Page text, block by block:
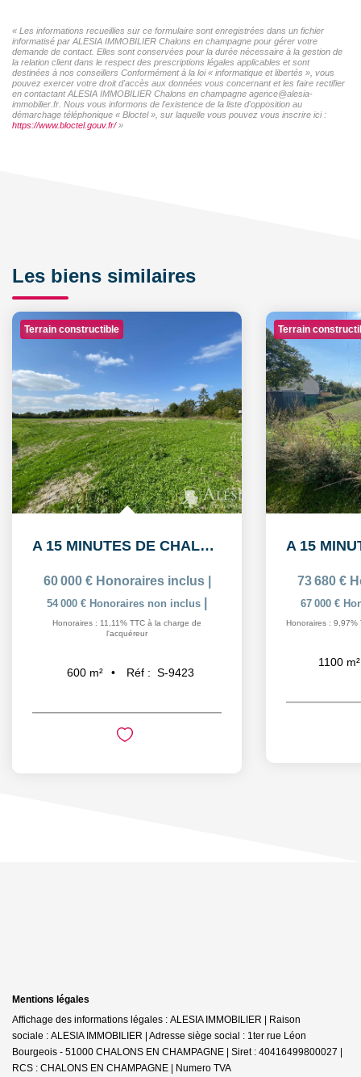
« Les informations recueillies sur ce formulaire sont enregistrées dans un fichier
informatisé par ALESIA IMMOBILIER Chalons en champagne pour gérer votre
demande de contact. Elles sont conservées pour la durée nécessaire à la gestion de
la relation client dans le respect des prescriptions légales applicables et sont
destinées à nos conseillers Conformément à la loi « informatique et libertés », vous
pouvez exercer votre droit d'accès aux données vous concernant et les faire rectifier
en contactant ALESIA IMMOBILIER Chalons en champagne agence@alesia-
immobilier.fr. Nous vous informons de l'existence de la liste d'opposition au
démarchage téléphonique « Bloctel », sur laquelle vous pouvez vous inscrire ici :
https://www.bloctel.gouv.fr/»
Les biens similaires
Terrain constructible
A 15 MINUTES DE CHALONS: Terrain à bâtir viabilisé de 600m²
60 000 € Honoraires inclus
54 000 € Honoraires non inclus
Honoraires : 11,11% TTC à la charge de
l'acquéreur
600 m² Réf : S-9423
Terrain
73 680 €
67 000 €
Honoraires : 9,97%
1100 m²
Mentions légales
Affichage des informations légales : ALESIA IMMOBILIER | Raison
sociale : ALESIA IMMOBILIER | Adresse siège social : 1ter rue Léon
Bourgeois - 51000 CHALONS EN CHAMPAGNE | Siret : 40416499800027 |
RCS : CHALONS EN CHAMPAGNE | Numero TVA